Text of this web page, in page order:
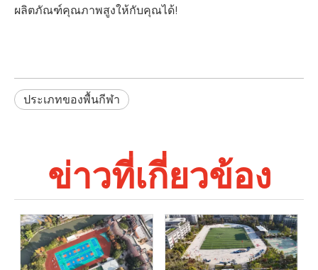
ผลิตภัณฑ์คุณภาพสูงให้กับคุณได้!
ประเภทของพื้นกีฬา
ข่าวที่เกี่ยวข้อง